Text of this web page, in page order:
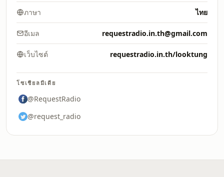
ภาษา ไทย
อีเมล requestradio.in.th@gmail.com
เว็บไซต์ requestradio.in.th/looktung
โซเชียลมีเดีย
@RequestRadio
@request_radio